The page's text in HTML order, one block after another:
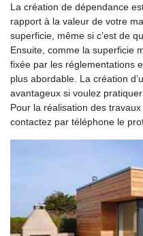
La création de dépendance
rapport à la valeur de votre
superficie, même si c’est de
Ensuite, comme la superficie
fixée par les réglementations
plus abordable. La création
avantageux si voulez
Pour la réalisation des
contactez par téléphone le